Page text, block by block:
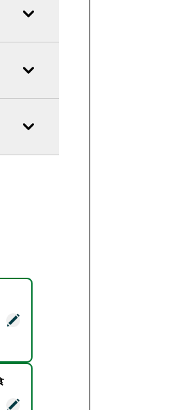
ライン スポーツブラ - ブラック - S
- 33食分 - ナチュラルチョコレート